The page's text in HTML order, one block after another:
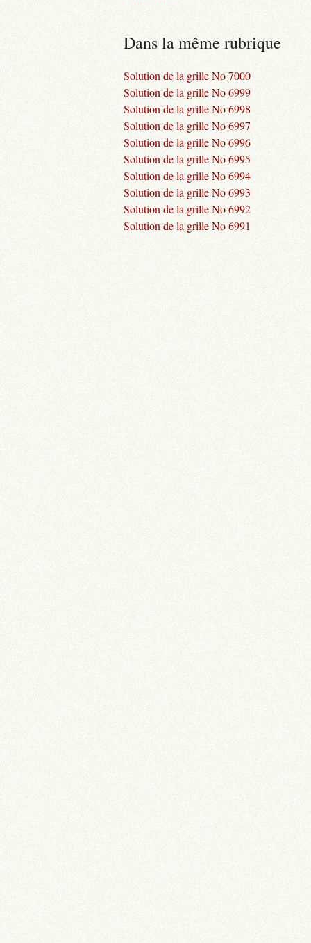
Dans la même rubrique
Solution de la grille No 7000
Solution de la grille No 6999
Solution de la grille No 6998
Solution de la grille No 6997
Solution de la grille No 6996
Solution de la grille No 6995
Solution de la grille No 6994
Solution de la grille No 6993
Solution de la grille No 6992
Solution de la grille No 6991